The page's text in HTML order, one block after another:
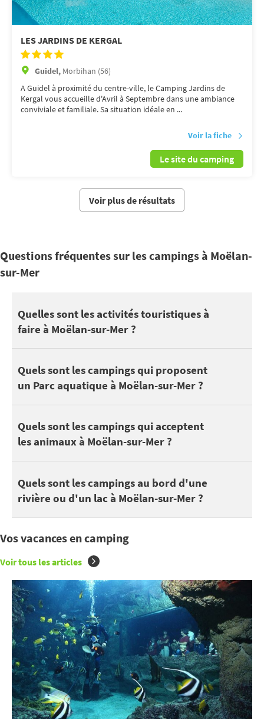
LES JARDINS DE KERGAL
Guidel, Morbihan (56)
A Guidel à proximité du centre-ville, le Camping Jardins de
Kergal vous accueille d'Avril à Septembre dans une ambiance
conviviale et familiale. Sa situation idéale en ...
Voir la fiche
Le site du camping
Voir plus de résultats
Questions fréquentes sur les campings à Moëlan-
sur-Mer
Quelles sont les activités touristiques à
faire à Moëlan-sur-Mer ?
Moëlan-sur-Mer se trouve à proximité de Concarneau, Pointe
Vous pourrez également profiter de vos vacances à Moëlan-
Côté nature, découvrez Forêt domaniale de Carnoët à
Pour sortir avec les enfants, profitez des attractions à
Quels sont les campings qui proposent
un Parc aquatique à Moëlan-sur-Mer ?
1 campings à Moëlan-sur-Mer disposent d'une piscine. Selon
Quels sont les campings qui acceptent
les animaux à Moëlan-sur-Mer ?
Voici des campings qui acceptent les animaux à Moëlan-sur-
Quels sont les campings au bord d'une
rivière ou d'un lac à Moëlan-sur-Mer ?
On peut trouver 2 campings à Moëlan-sur-Mer au bord d'un
Vos vacances en camping
Voir tous les articles